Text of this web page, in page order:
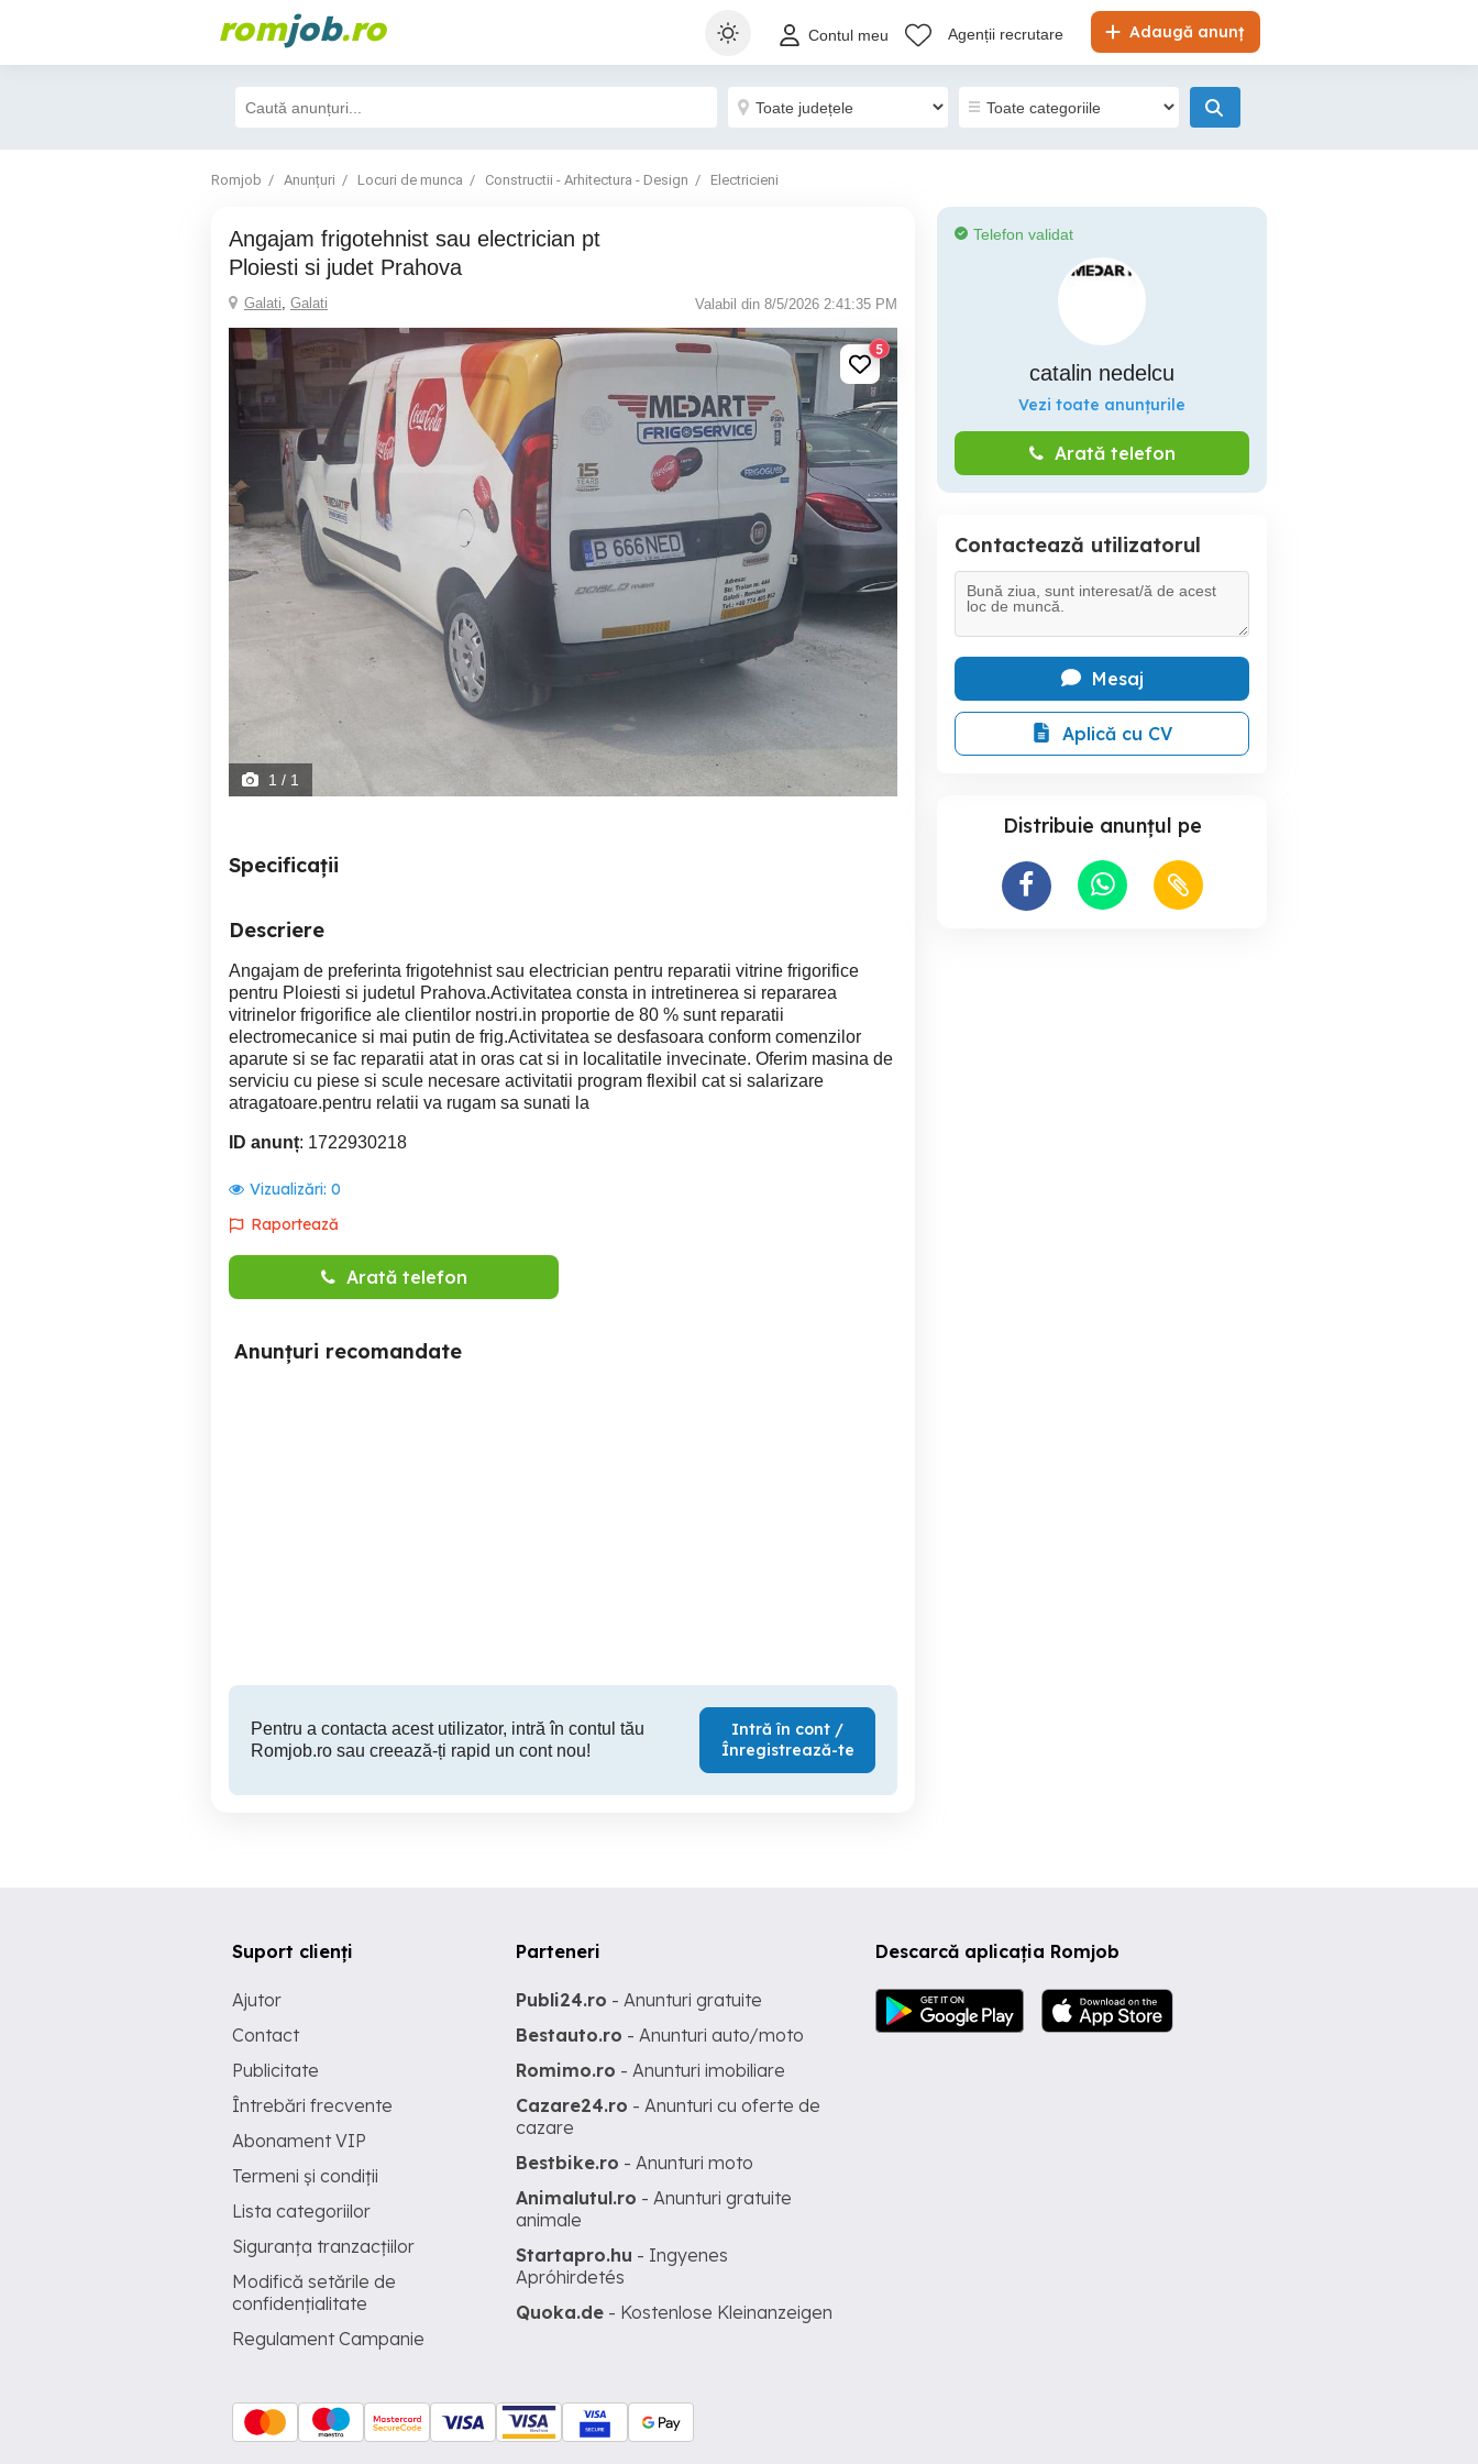
romjob.ro Adaugă anunț
Contul meu Agenții recrutare
Romjob Anunțuri Locuri de munca Constructii - Arhitectura - Design Electricieni
Angajam frigotehnist sau electrician pt
Ploiesti si judet Prahova
Galati, Galati Valabil din 8/5/2026 2:41:35 PM
5
1 / 1
Specificații
Descriere
Angajam de preferinta frigotehnist sau electrician pentru reparatii vitrine frigorifice
pentru Ploiesti si judetul Prahova.Activitatea consta in intretinerea si repararea
vitrinelor frigorifice ale clientilor nostri.in proportie de 80 % sunt reparatii
electromecanice si mai putin de frig.Activitatea se desfasoara conform comenzilor
aparute si se fac reparatii atat in oras cat si in localitatile invecinate. Oferim masina de
serviciu cu piese si scule necesare activitatii program flexibil cat si salarizare
atragatoare.pentru relatii va rugam sa sunati la
ID anunț: 1722930218
Vizualizări: 0
Raportează
Arată telefon
Anunțuri recomandate
Pentru a contacta acest utilizator, intră în contul tău
Romjob.ro sau creează-ți rapid un cont nou!
Intră în cont /
Înregistrează-te
Telefon validat
catalin nedelcu
Vezi toate anunțurile
Arată telefon
Contactează utilizatorul
Mesaj
Aplică cu CV
Distribuie anunțul pe
Descarcă aplicația Romjob
Suport clienți
Ajutor
Contact
Publicitate
Întrebări frecvente
Abonament VIP
Termeni și condiții
Lista categoriilor
Siguranța tranzacțiilor
Modifică setările de
confidențialitate
Regulament Campanie
Parteneri
Publi24.ro - Anunturi gratuite
Bestauto.ro - Anunturi auto/moto
Romimo.ro - Anunturi imobiliare
Cazare24.ro - Anunturi cu oferte de
cazare
Bestbike.ro - Anunturi moto
Animalutul.ro - Anunturi gratuite
animale
Startapro.hu - Ingyenes
Apróhirdetés
Quoka.de - Kostenlose Kleinanzeigen